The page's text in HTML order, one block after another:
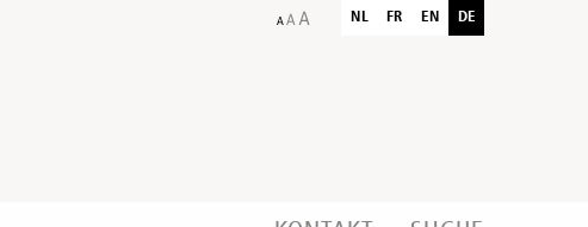
NL FR EN DE